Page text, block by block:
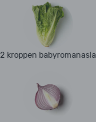
2 kroppen babyromanasla